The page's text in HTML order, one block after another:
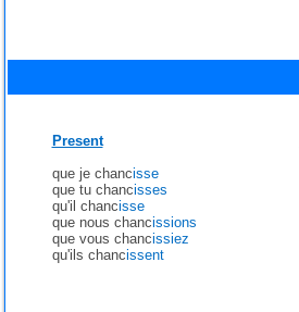
Present
que je chancisse
que tu chancisses
qu'il chancisse
que nous chancissions
que vous chancissiez
qu'ils chancissent